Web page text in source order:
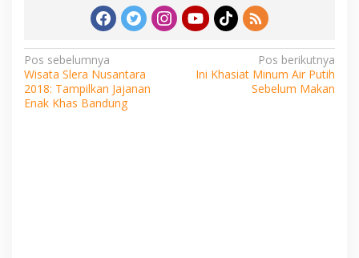
Navigasi
pos
Pos sebelumnya
Wisata Slera Nusantara
2018: Tampilkan Jajanan
Enak Khas Bandung
Pos berikutnya
Ini Khasiat Minum Air Putih
Sebelum Makan